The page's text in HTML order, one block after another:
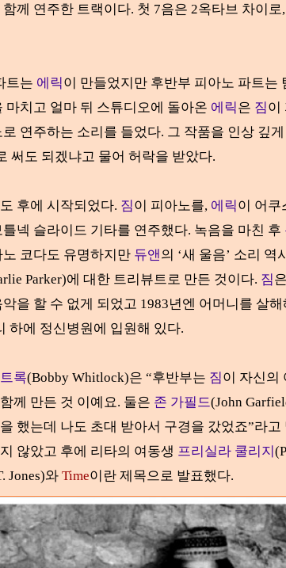
함께 연주한 트랙이다. 첫 7음은 2옥타브 차이로
트는 에릭이 만들었지만 후반부 피아노 파트는
마치고 얼마 뒤 스튜디오에 돌아온 에릭은 짐이
연주하는 소리를 들었다. 그 작품을 인상 깊
써도 되겠냐고 물어 허락을 받았다.
후에 시작되었다. 짐이 피아노를, 에릭이 어쿠
넥 슬라이드 기타를 연주했다. 녹음을 마친 후
코다도 유명하지만 듀앤의 ‘새 울음’ 소리 역
Parker)에 대한 트리뷰트로 만든 것이다. 짐
을 할 수 없게 되었고 1983년엔 어머니를 살해
하에 정신병원에 입원해 있다.
록(Bobby Whitlock)은 “후반부는 짐이 자신의
께 만든 것 이예요. 둘은 존 가필드(John
했는데 나도 초대 받아서 구경을 갔었죠”라고
않았고 후에 리타의 여동생 프리실라 쿨리지
Jones)와 Time이란 제목으로 발표했다.